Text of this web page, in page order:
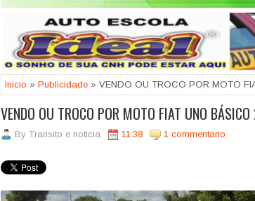
Inicio » Publicidade » VENDO OU TROCO POR MOTO
VENDO OU TROCO POR MOTO FIAT UNO
By Transito e noticia 11:38 1 commentario